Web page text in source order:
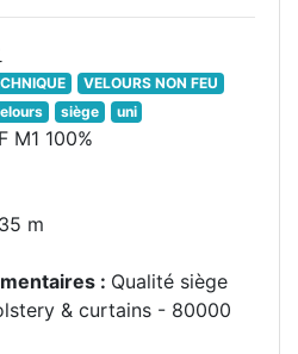
VELOURS NON FEU
siège uni
M1 100%
35 m
: Qualité siège
& curtains - 80000